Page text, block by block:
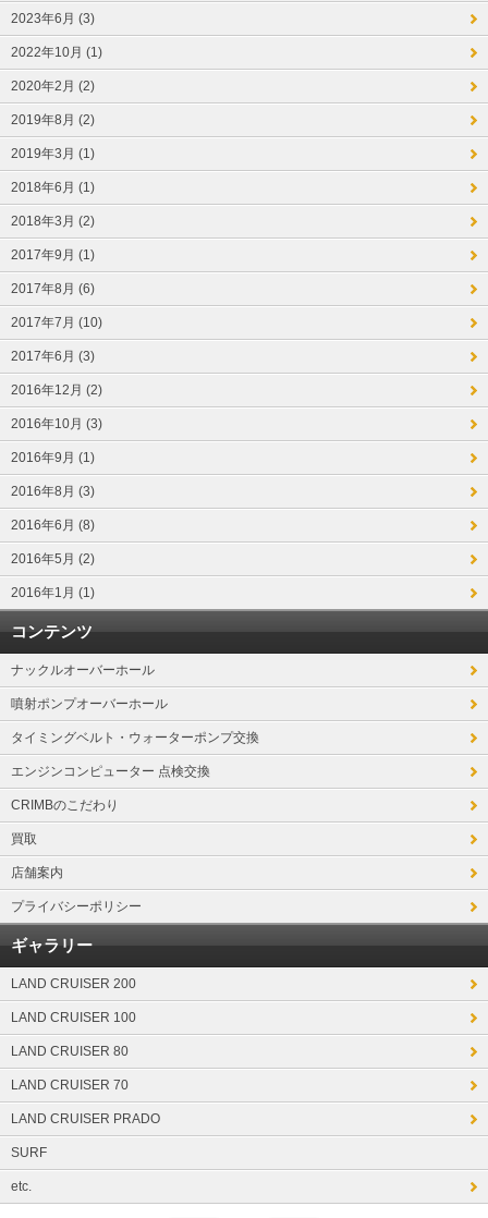
2023年6月 (3)
2022年10月 (1)
2020年2月 (2)
2019年8月 (2)
2019年3月 (1)
2018年6月 (1)
2018年3月 (2)
2017年9月 (1)
2017年8月 (6)
2017年7月 (10)
2017年6月 (3)
2016年12月 (2)
2016年10月 (3)
2016年9月 (1)
2016年8月 (3)
2016年6月 (8)
2016年5月 (2)
2016年1月 (1)
コンテンツ
ナックルオーバーホール
噴射ポンプオーバーホール
タイミングベルト・ウォーターポンプ交換
エンジンコンピューター 点検交換
CRIMBのこだわり
買取
店舗案内
プライバシーポリシー
ギャラリー
LAND CRUISER 200
LAND CRUISER 100
LAND CRUISER 80
LAND CRUISER 70
LAND CRUISER PRADO
SURF
etc.